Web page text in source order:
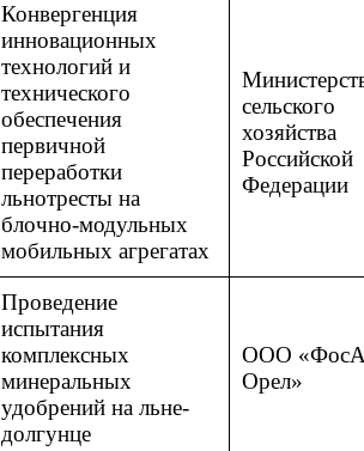
Конвергенция
инновационных
технологий и
технического
обеспечения
первичной
переработки
льнотресты на
блочно-модульных
мобильных агрегатах
сельского
хозяйства
Российской
Федерации
Проведение
испытания
комплексных
минеральных
удобрений на льне-
долгунце
ООО
Орел»